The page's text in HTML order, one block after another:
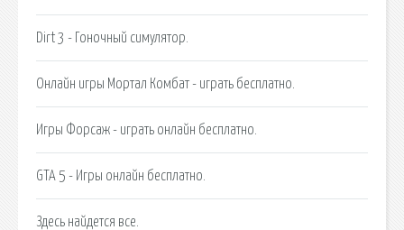
Dirt 3 - Гоночный симулятор.
Онлайн игры Мортал Комбат - играть бесплатно.
Игры Форсаж - играть онлайн бесплатно.
GTA 5 - Игры онлайн бесплатно.
Здесь найдется все.